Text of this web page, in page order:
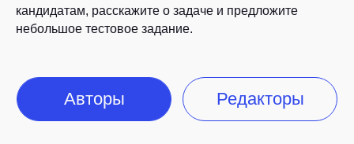
кандидатам, расскажите о задаче и предложите
небольшое тестовое задание.